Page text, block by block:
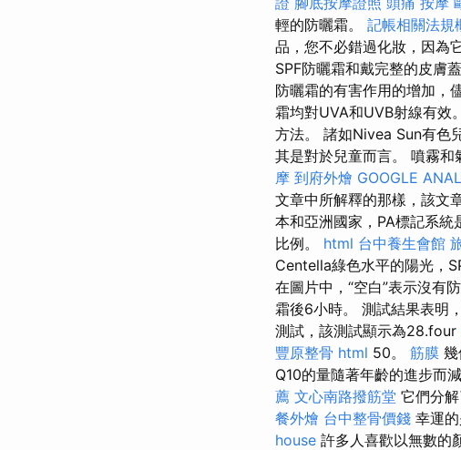
輕的防曬霜。 記帳相關法規
品，您不必錯過化妝，因為
SPF防曬霜和戴完整的皮膚
防曬霜的有害作用的增加，
霜均對UVA和UVB射線有效
方法。 諸如Nivea Sun有色
其是對於兒童而言。 噴霧
摩 到府外燴 GOOGLE
文章中所解釋的那樣，該文
本和亞洲國家，PA標記系統
比例。 html 台中養生會館
Centella綠色水平的陽光，
在圖片中，“空白”表示沒有
霜後6小時。 測試結果表明
測試，該測試顯示為28.four
豐原整骨 html 50。 筋膜
Q10的量隨著年齡的進步而
薦 文心南路撥筋堂 它們分
餐外燴 台中整骨價錢 幸運
house 許多人喜歡以無數的